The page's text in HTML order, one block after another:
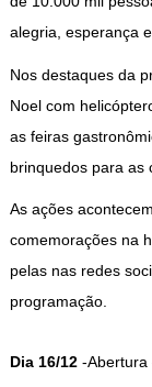
alegria, esperança
Nos destaques da
Noel com
as feiras
brinquedos para as
As ações
comemorações na
pelas nas redes
programação.
Dia 16/12 -Abertura